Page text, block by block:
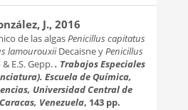
J., 2016
de las algasPenicillus capitatus
lamourouxiiDecaisne yPenicillus
E.S. Gepp.. Trabajos Especiales
Escuela de Química,
Universidad Central de
Venezuela, 143 pp.